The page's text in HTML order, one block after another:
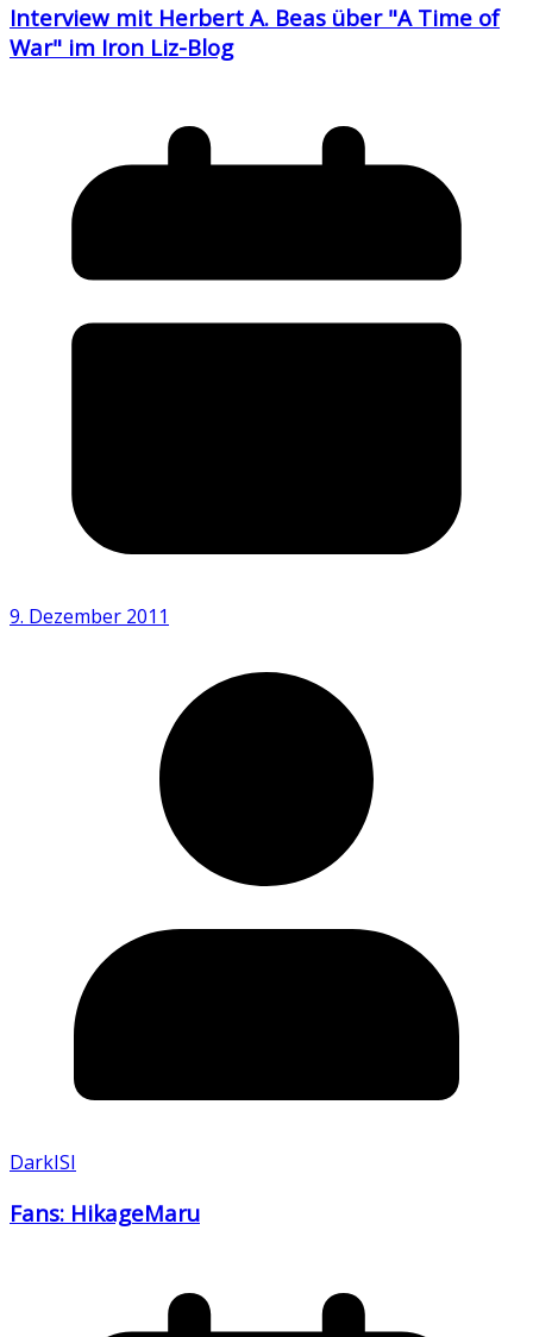
Interview mit Herbert A. Beas über "A Time of
War" im Iron Liz-Blog
9. Dezember 2011
DarkISI
Fans: HikageMaru